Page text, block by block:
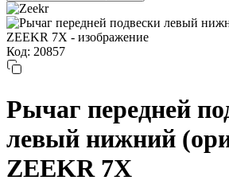
Код: 20857
Рычаг передней
левый нижний
ZEEKR 7X